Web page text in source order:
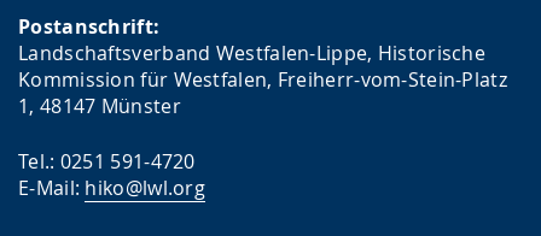
Postanschrift:
Landschaftsverband Westfalen-Lippe, Historische
Kommission für Westfalen, Freiherr-vom-Stein-Platz
1, 48147 Münster
Tel.: 0251 591-4720
E-Mail: hiko@lwl.org